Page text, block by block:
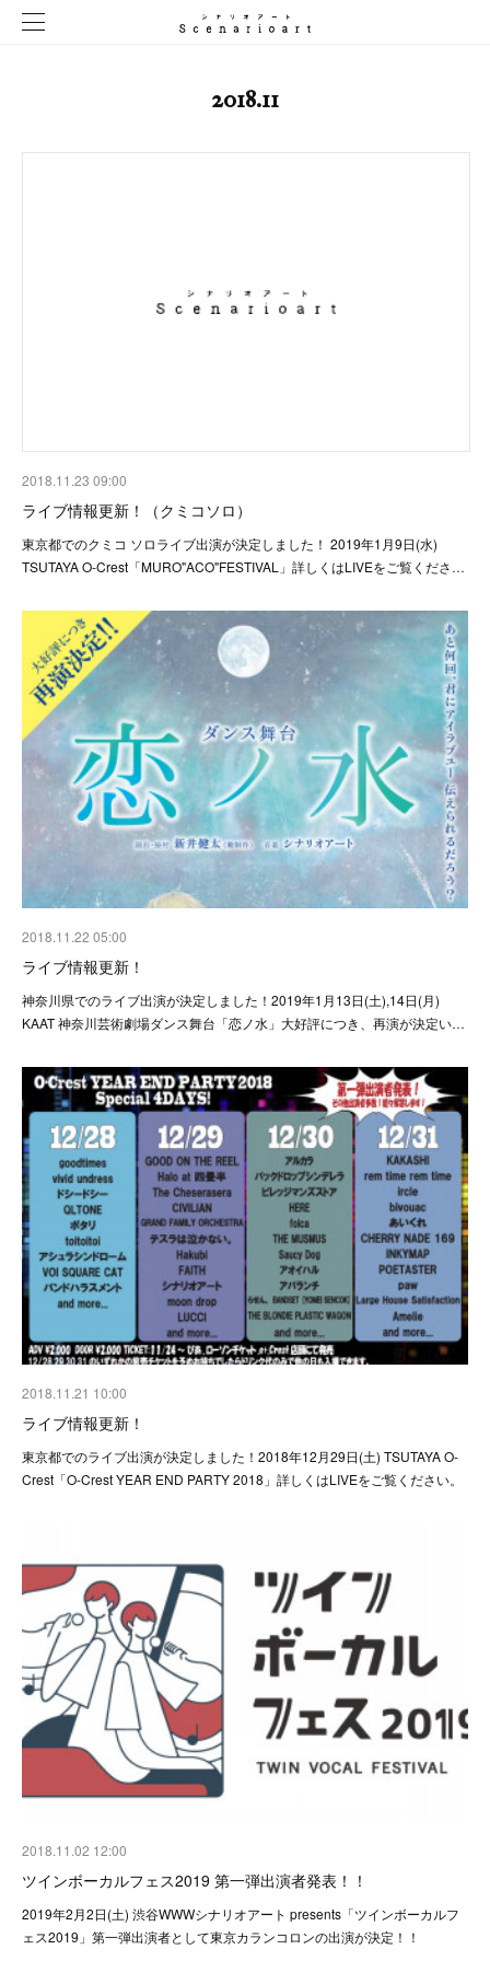
2018.11
2018.11.23 09:00
ライブ情報更新！（クミコソロ）
東京都でのクミコ ソロライブ出演が決定しました！ 2019年‪1月9日(水)
‬TSUTAYA O-Crest「MURO"ACO"FESTIVAL」詳しくはLIVEをご覧くださ…
2018.11.22 05:00
ライブ情報更新！
神奈川県でのライブ出演が決定しました！2019年‪1月13日(土),14日(月)
KAAT 神奈川芸術劇場ダンス舞台「恋ノ水」大好評につき、再演が決定い…
2018.11.21 10:00
ライブ情報更新！
東京都でのライブ出演が決定しました！2018年‪12月29日(土) TSUTAYA O-
Crest「O-Crest YEAR END PARTY 2018」詳しくはLIVEをご覧ください。
2018.11.02 12:00
ツインボーカルフェス2019 第一弾出演者発表！！
2019年2月2日(土) 渋谷WWWシナリオアート presents「ツインボーカルフ
ェス2019」第一弾出演者として東京カランコロンの出演が決定！！